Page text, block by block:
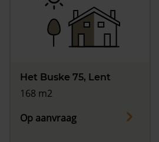
Het Buske 75, Lent
168 m2
Op aanvraag